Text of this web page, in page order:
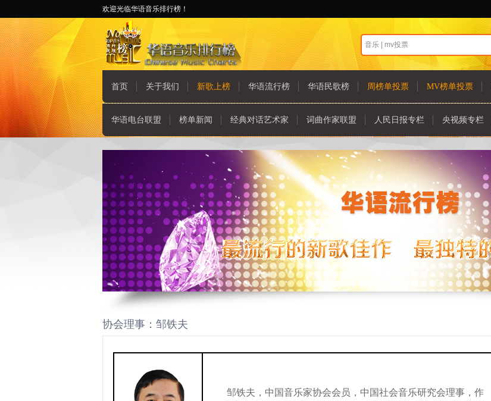
欢迎光临华语音乐排行榜！
首页 关于我们 新歌上榜 华语流行榜 华语民歌榜 周榜单投票 MV榜单投票
华语电台联盟 榜单新闻 经典对话艺术家 词曲作家联盟 人民日报专栏 央视频专栏
协会理事：邹铁夫
邹铁夫，中国音乐家协会会员，中国社会音乐研究会理事，作